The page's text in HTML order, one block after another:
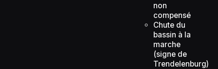
non
compensé
Chute du
bassin à la
marche
(signe de
Trendelenburg)